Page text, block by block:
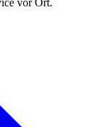
vor Ort.